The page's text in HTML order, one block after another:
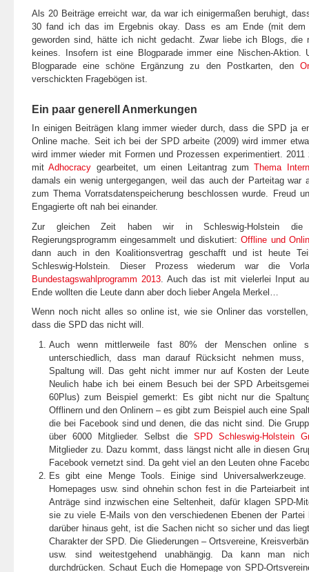
Als 20 Beiträge erreicht war, da war ich einigermaßen beruhigt,
30 fand ich das im Ergebnis okay. Dass es am Ende (mit dem
geworden sind, hätte ich nicht gedacht. Zwar liebe ich Blogs, die
keines. Insofern ist eine Blogparade immer eine Nischen-
Blogparade eine schöne Ergänzung zu den Postkarten, den
verschickten Fragebögen ist.
Ein paar generell Anmerkungen
In einigen Beiträgen klang immer wieder durch, dass die SPD ja
Online mache. Seit ich bei der SPD arbeite (2009) wird immer
wird immer wieder mit Formen und Prozessen experimentiert.
mitAdhocracy gearbeitet, um einen Leitantrag zumThema
damals ein wenig untergegangen, weil das auch der Parteitag war
zum Thema Vorratsdatenspeicherung beschlossen wurde. Freud
Engagierte oft nah bei einander.
Zur gleichen Zeit haben wir in Schleswig-Holstein die
Regierungsprogramm eingesammelt und diskutiert:Offline und
dann auch in den Koalitionsvertrag geschafft und ist heute
Schleswig-Holstein. Dieser Prozess wiederum war die
Bundestagswahlprogramm 2013 . Auch das ist mit vielerlei Input
Ende wollten die Leute dann aber doch lieber Angela Merkel…
Wenn noch nicht alles so online ist, wie sie Onliner das
dass die SPD das nicht will.
Auch wenn mittlerweile fast 80% der Menschen
unterschiedlich, dass man darauf Rücksicht nehmen
Spaltung will. Das geht nicht immer nur auf Kosten der
Neulich habe ich bei einem Besuch bei der SPD
60Plus) zum Beispiel gemerkt: Es gibt nicht nur die
Offlinern und den Onlinern – es gibt zum Beispiel auch eine
die bei Facebook sind und denen, die das nicht sind. Die
über 6000 Mitglieder. Selbst dieSPD Schleswig-Holstein
Mitglieder zu. Dazu kommt, dass längst nicht alle in diesen
Facebook vernetzt sind. Da geht viel an den Leuten ohne
Es gibt eine Menge Tools. Einige sind Universalwerkzeuge.
Homepages usw. sind ohnehin schon fest in die Parteiarbeit
Anträge sind inzwischen eine Seltenheit, dafür klagen SPD-
sie zu viele E-Mails von den verschiedenen Ebenen der Partei
darüber hinaus geht, ist die Sachen nicht so sicher und das
Charakter der SPD. Die Gliederungen – Ortsvereine,
usw. sind weitestgehend unabhängig. Da kann man
durchdrücken. Schaut Euch die Homepage von SPD-